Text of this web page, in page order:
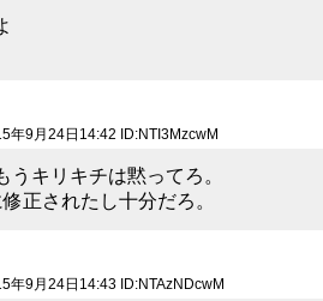
年9月24日14:42 ID:NTI3MzcwM
キリキチは黙ってろ。
正されたし十分だろ。
年9月24日14:43 ID:NTAzNDcwM